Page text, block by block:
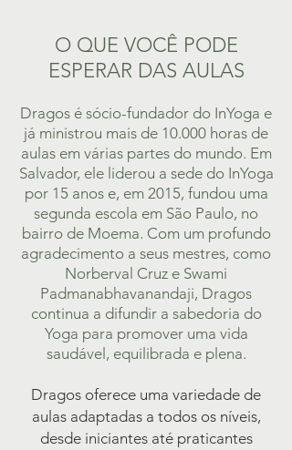
O QUE VOCÊ PODE
ESPERAR DAS AULAS
Dragos é sócio-fundador do InYoga e
já ministrou mais de 10.000 horas de
aulas em várias partes do mundo. Em
Salvador, ele liderou a sede do InYoga
por 15 anos e, em 2015, fundou uma
segunda escola em São Paulo, no
bairro de Moema. Com um profundo
agradecimento a seus mestres, como
Norberval Cruz e Swami
Padmanabhavanandaji, Dragos
continua a difundir a sabedoria do
Yoga para promover uma vida
saudável, equilibrada e plena.
Dragos oferece uma variedade de
aulas adaptadas a todos os níveis,
desde iniciantes até praticantes